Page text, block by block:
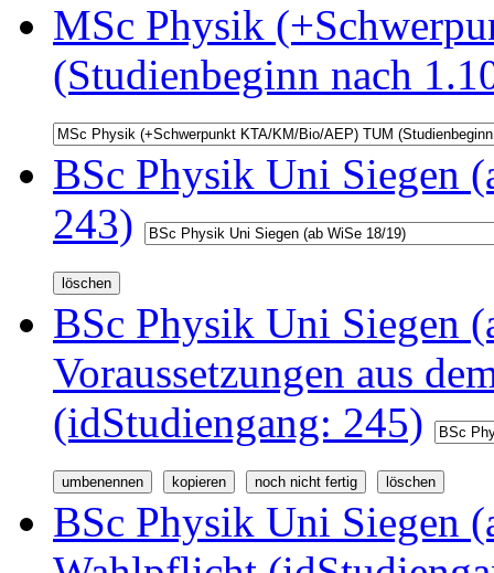
MSc Physik
(Studienbeginn nach
BSc Physik Uni Siegen
243)
BSc Physik Uni Siegen
Voraussetzungen aus
(idStudiengang: 245)
BSc Physik Uni Siegen